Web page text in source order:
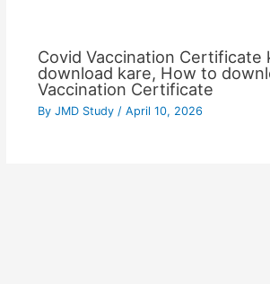
Covid Vaccination Certificate
download kare, How to
Vaccination Certificate
By JMD Study / April 10, 2026